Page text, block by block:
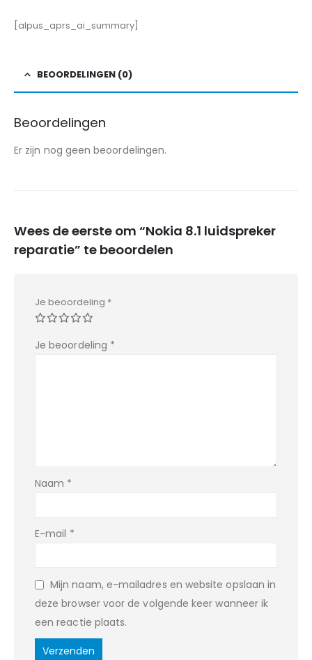
[alpus_aprs_ai_summary]
BEOORDELINGEN (0)
Beoordelingen
Er zijn nog geen beoordelingen.
Wees de eerste om “Nokia 8.1 luidspreker
reparatie” te beoordelen
Je beoordeling *
Je beoordeling *
Naam *
E-mail *
Mijn naam, e-mailadres en website opslaan in
deze browser voor de volgende keer wanneer ik
een reactie plaats.